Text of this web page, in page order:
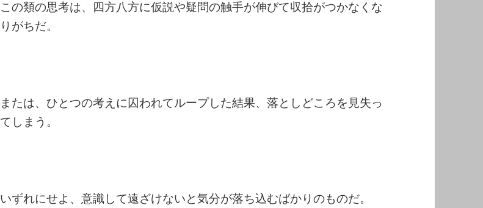
この類の思考は、四方八方に仮説や疑問の触手が伸びて収拾がつかなくな
りがちだ。
または、ひとつの考えに囚われてループした結果、落としどころを見失っ
てしまう。
いずれにせよ、意識して遠ざけないと気分が落ち込むばかりのものだ。